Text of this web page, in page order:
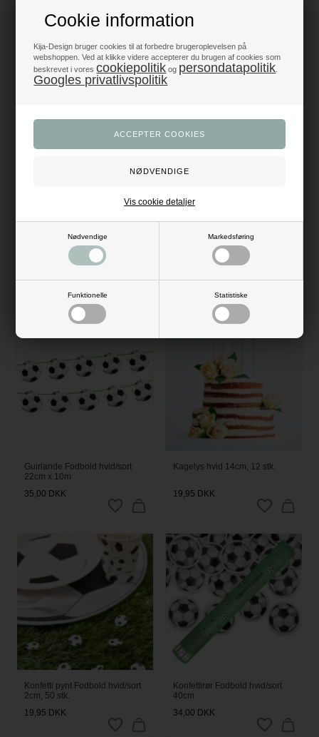
Cookie information
Kija-Design bruger cookies til at forbedre brugeroplevelsen på
webshoppen. Ved at klikke videre accepterer du brugen af cookies som
beskrevet i vorescookiepolitik og persondatapolitik
Googles privatlivspolitik
Nødvendige Markedsføring
Funktionelle Statistiske
Vis cookie detaljer
Fyrfadslys i klar kop mørk grøn
45,00 DKK
Gavebånd / ballonbånd
29,00 DKK
Gaveæsker Fodbold trøje
hvid/sort, 6 stk.
Guirlande Candy Bar hvid/sort
Guirlande Fodbold hvid/sort
22cm x 10m
35,00 DKK
Kagelys hvid 14cm, 12 stk.
19,95 DKK
Konfetti pynt Fodbold hvid/sort
2cm, 50 stk.
19,95 DKK
Konfettirør Fodbold hvid/sort
40cm
34,00 DKK